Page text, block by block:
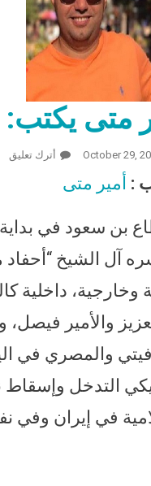
متى يكتب:
October 29, أترك تعليق
: أمير متى
بن سعود في بداية
آل الشيخ
وخارجية، داخلية
والأمير فيصل،
والمصري في
في إيران